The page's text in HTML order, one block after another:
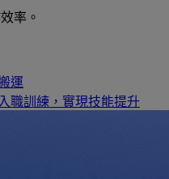
率。
運
職訓練，實現技能提升